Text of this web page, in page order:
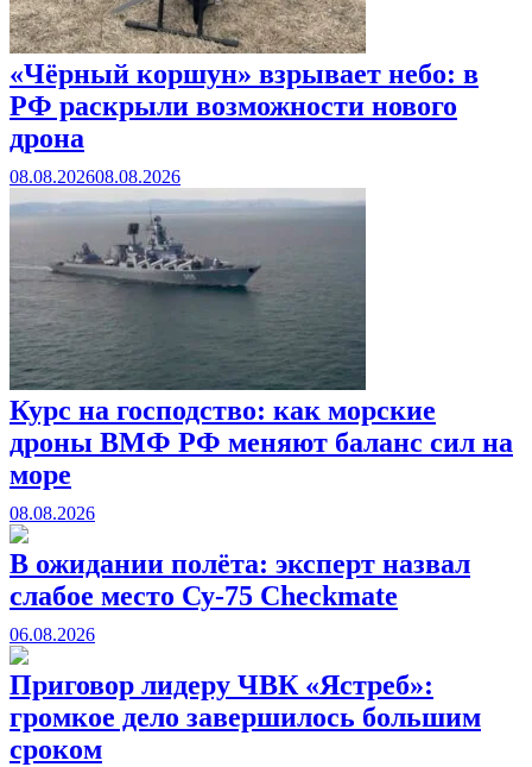
«Чёрный коршун» взрывает небо: в
РФ раскрыли возможности нового
дрона
08.08.202608.08.2026
Курс на господство: как морские
дроны ВМФ РФ меняют баланс сил на
море
08.08.2026
В ожидании полёта: эксперт назвал
слабое место Су-75 Checkmate
06.08.2026
Приговор лидеру ЧВК «Ястреб»:
громкое дело завершилось большим
сроком